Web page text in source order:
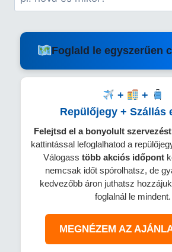
Foglald le egyszerűen
+
+
Repülőjegy + Szállás
Felejtsd el a bonyolult
kattintással lefoglalhatod a
Válogass több akciós időpont
nemcsak időt spórolhatsz, de
kedvezőbb áron juthatsz
foglalnál le mindent.
MEGNÉZEM AZ